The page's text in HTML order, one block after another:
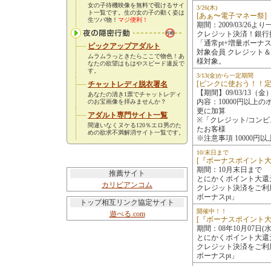
女の子待機映像を無料で覗けるサイ
ト一覧です。生の女の子の動く姿は
生ツバ物！ マジ便利！
ピックアップアダルト
ムラムラっときたらここで物色！あ
なたの欲望はもはやスピード違反で
す。
チャットレディ脱衣署名
あなたの清き1票でチャットレディ
のお宝画像を拝みませんか？
アダルト専門サイト一覧
間違いなくヌケる120％エロ男のた
めの欲求不満解消サイト一覧です。
推薦サイト
カリビアンコム
トップ相互リンク協定サイト
遊べる.com
3/26(木)
[あぁ〜電子マネー祭]
期間：2009/03/26より
クレジット決済！銀
「通常pt+増量ボーナ
対象会員 クレジット
様対象。
3/13(金)から一定期間
[ピンクに使おう！！
【期間】09/03/13（金
内容：10000円以上の
更に加算
※「クレジット/コン
たお客様
※注意事項 10000円以
10/末日まで
[『ボーナスポイント
期間：10月末日まで
とにかくポイント大
クレジット決済をご
ボーナスpt」
開催中！！
[『ボーナスポイント
期間：08年10月07日(
とにかくポイント大
クレジット決済をご
ボーナスpt」